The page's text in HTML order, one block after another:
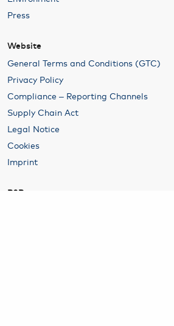
Press
Website
General Terms and Conditions (GTC)
Privacy Policy
Compliance – Reporting Channels
Supply Chain Act
Legal Notice
Cookies
Imprint
B2B